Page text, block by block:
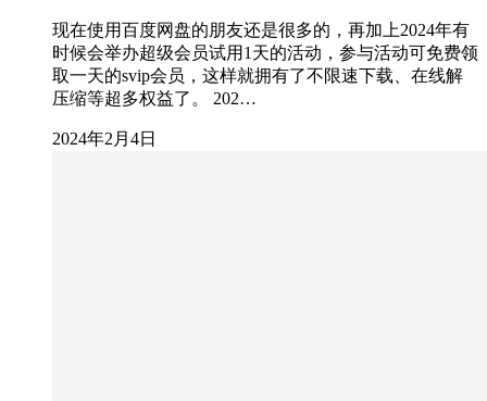
现在使用百度网盘的朋友还是很多的，再加上2024年有
时候会举办超级会员试用1天的活动，参与活动可免费领
取一天的svip会员，这样就拥有了不限速下载、在线解
压缩等超多权益了。 202…
2024年2月4日